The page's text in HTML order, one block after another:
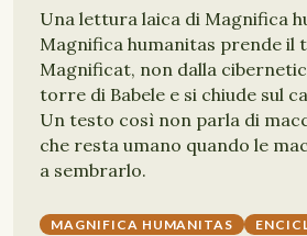
Una lettura laica di Magnifica
Magnifica humanitas prende il
Magnificat, non dalla
torre di Babele e si chiude sul
Un testo così non parla di
che resta umano quando le
a sembrarlo.
MAGNIFICA HUMANITAS